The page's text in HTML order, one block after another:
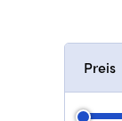
Preis